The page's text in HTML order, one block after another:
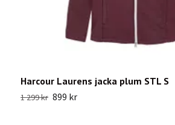
Harcour Laurens jacka plum STL S
1 299 kr 899 kr